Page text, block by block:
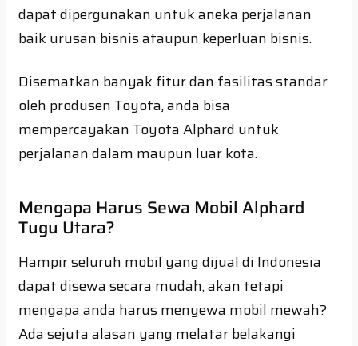
dapat dipergunakan untuk aneka perjalanan
baik urusan bisnis ataupun keperluan bisnis.
Disematkan banyak fitur dan fasilitas standar
oleh produsen Toyota, anda bisa
mempercayakan Toyota Alphard untuk
perjalanan dalam maupun luar kota.
Mengapa Harus Sewa Mobil Alphard
Tugu Utara?
Hampir seluruh mobil yang dijual di Indonesia
dapat disewa secara mudah, akan tetapi
mengapa anda harus menyewa mobil mewah?
Ada sejuta alasan yang melatar belakangi